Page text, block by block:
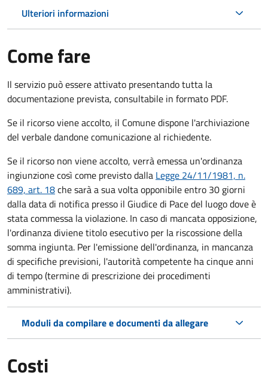
Ulteriori informazioni
Come fare
Il servizio può essere attivato presentando tutta la
documentazione prevista, consultabile in formato PDF.
Se il ricorso viene accolto, il Comune dispone l'archiviazione
del verbale dandone comunicazione al richiedente.
Se il ricorso non viene accolto, verrà emessa un'ordinanza
ingiunzione così come previsto dalla Legge 24/11/1981, n.
689, art. 18che sarà a sua volta opponibile entro 30 giorni
dalla data di notifica presso il Giudice di Pace del luogo dove è
stata commessa la violazione. In caso di mancata opposizione,
l'ordinanza diviene titolo esecutivo per la riscossione della
somma ingiunta. Per l'emissione dell'ordinanza, in mancanza
di specifiche previsioni, l'autorità competente ha cinque anni
di tempo (termine di prescrizione dei procedimenti
amministrativi).
Moduli da compilare e documenti da allegare
Costi